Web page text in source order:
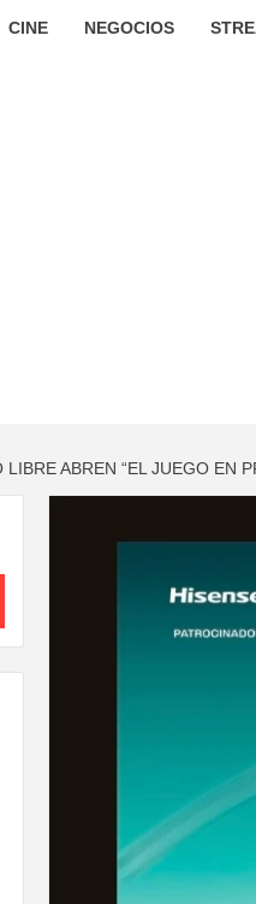
CINE NEGOCIOS
ABREN “EL JUEGO EN